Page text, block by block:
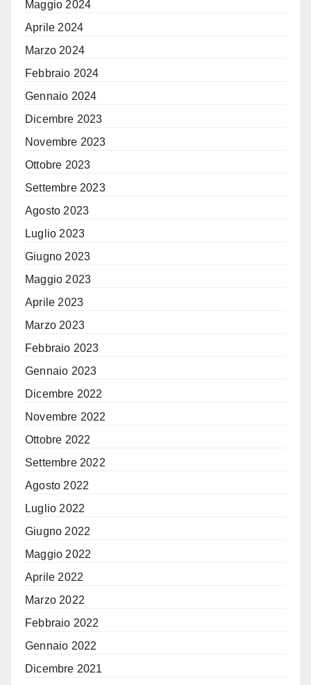
Maggio 2024
Aprile 2024
Marzo 2024
Febbraio 2024
Gennaio 2024
Dicembre 2023
Novembre 2023
Ottobre 2023
Settembre 2023
Agosto 2023
Luglio 2023
Giugno 2023
Maggio 2023
Aprile 2023
Marzo 2023
Febbraio 2023
Gennaio 2023
Dicembre 2022
Novembre 2022
Ottobre 2022
Settembre 2022
Agosto 2022
Luglio 2022
Giugno 2022
Maggio 2022
Aprile 2022
Marzo 2022
Febbraio 2022
Gennaio 2022
Dicembre 2021